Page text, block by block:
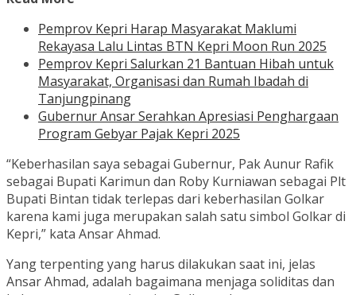
Pemprov Kepri Harap Masyarakat Maklumi
Rekayasa Lalu Lintas BTN Kepri Moon Run 2025
Pemprov Kepri Salurkan 21 Bantuan Hibah untuk
Masyarakat, Organisasi dan Rumah Ibadah di
Tanjungpinang
Gubernur Ansar Serahkan Apresiasi Penghargaan
Program Gebyar Pajak Kepri 2025
“Keberhasilan saya sebagai Gubernur, Pak Aunur Rafik
sebagai Bupati Karimun dan Roby Kurniawan sebagai Plt
Bupati Bintan tidak terlepas dari keberhasilan Golkar
karena kami juga merupakan salah satu simbol Golkar di
Kepri,” kata Ansar Ahmad.
Yang terpenting yang harus dilakukan saat ini, jelas
Ansar Ahmad, adalah bagaimana menjaga soliditas dan